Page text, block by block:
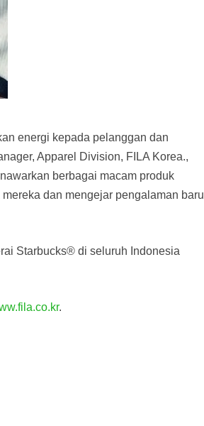
energi kepada pelanggan dan
Apparel Division, FILA Korea.,
berbagai macam produk
dan mengejar pengalaman baru
Starbucks® di seluruh Indonesia
.